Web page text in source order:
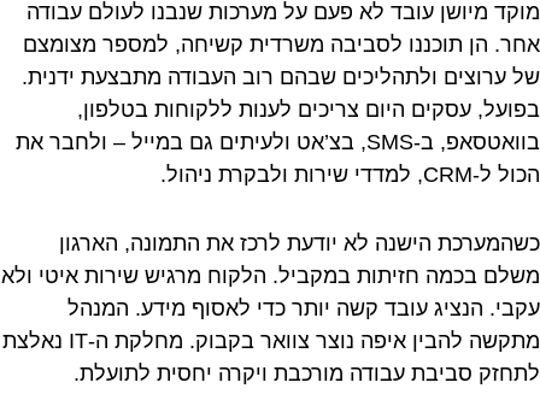
מוקד מיושן עובד לא פעם על מערכות שנבנו לעולם עבודה
אחר. הן תוכננו לסביבה משרדית קשיחה, למספר מצומצם
של ערוצים ולתהליכים שבהם רוב העבודה מתבצעת ידנית.
בפועל, עסקים היום צריכים לענות ללקוחות בטלפון,
בוואטסאפ, ב-SMS, בצ’אט ולעיתים גם במייל – ולחבר את
הכול ל-CRM, למדדי שירות ולבקרת ניהול.
כשהמערכת הישנה לא יודעת לרכז את התמונה, הארגון
משלם בכמה חזיתות במקביל. הלקוח מרגיש שירות איטי ולא
עקבי. הנציג עובד קשה יותר כדי לאסוף מידע. המנהל
מתקשה להבין איפה נוצר צוואר בקבוק. מחלקת ה-IT נאלצת
לתחזק סביבת עבודה מורכבת ויקרה יחסית לתועלת.